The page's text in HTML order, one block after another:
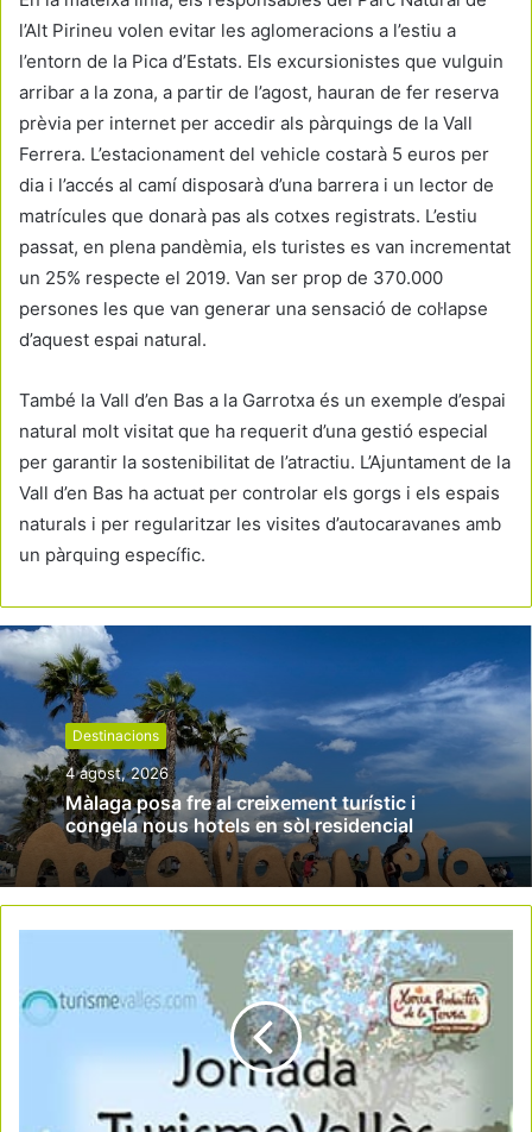
l’Alt Pirineu volen evitar les aglomeracions a l’estiu a
l’entorn de la Pica d’Estats. Els excursionistes que vulguin
arribar a la zona, a partir de l’agost, hauran de fer reserva
prèvia per internet per accedir als pàrquings de la Vall
Ferrera. L’estacionament del vehicle costarà 5 euros per
dia i l’accés al camí disposarà d’una barrera i un lector de
matrícules que donarà pas als cotxes registrats. L’estiu
passat, en plena pandèmia, els turistes es van incrementat
un 25% respecte el 2019. Van ser prop de 370.000
persones les que van generar una sensació de col·lapse
d’aquest espai natural.
També la Vall d’en Bas a la Garrotxa és un exemple d’espai
natural molt visitat que ha requerit d’una gestió especial
per garantir la sostenibilitat de l’atractiu. L’Ajuntament de la
Vall d’en Bas ha actuat per controlar els gorgs i els espais
naturals i per regularitzar les visites d’autocaravanes amb
un pàrquing específic.
Destinacions
4 agost, 2026
Màlaga posa fre al creixement turístic i
congela nous hotels en sòl residencial